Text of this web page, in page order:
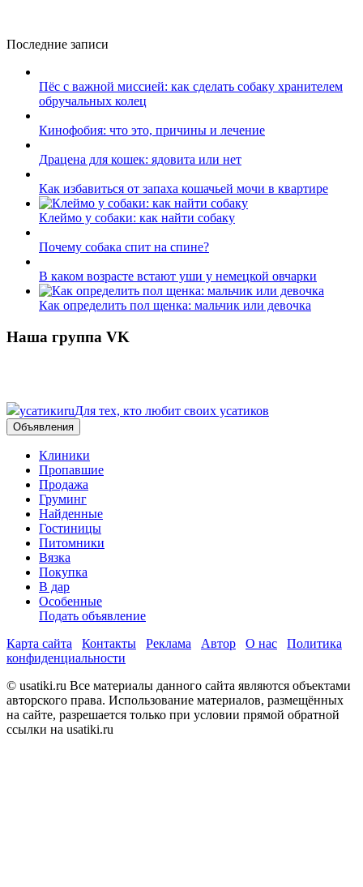
Последние записи
Пёс с важной миссией: как сделать собаку хранителем
обручальных колец
Кинофобия: что это, причины и лечение
Драцена для кошек: ядовита или нет
Как избавиться от запаха кошачьей мочи в квартире
Клеймо у собаки: как найти собаку
Почему собака спит на спине?
В каком возрасте встают уши у немецкой овчарки
Как определить пол щенка: мальчик или девочка
Наша группа VK
усатикиruДля тех, кто любит своих усатиков
Объявления
Клиники
Пропавшие
Продажа
Груминг
Найденные
Гостиницы
Питомники
Вязка
Покупка
В дар
Особенные
Подать объявление
Карта сайта
Контакты Реклама Автор О нас
Политика
конфиденциальности
© usatiki.ru Все материалы данного сайта являются объектами
авторского права. Использование материалов, размещённых
на сайте, разрешается только при условии прямой обратной
ссылки на usatiki.ru